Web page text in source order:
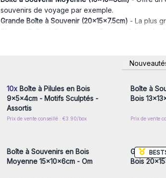
souvenirs de voyage par exemple.
Grande Boîte à Souvenir (20x15x7.5cm) - La plus
Chaque Boîte à Souvenirs en Bois est
une longévité exceptionnelles. Les motifs
Ces boîtes sont plus qu'un simple espace de
Les Boîtes à Souvenirs en Bois d'AW Artisan
anniversaires, les naissances, ou toute autre
gamme de produits de cadeaux en gros, car
clients.
précieux souvenir. AW Artisan France, où chaque
10x Boîte à Pilules en Bois
9x5x4cm - Motifs Sculptés -
Assortis
Prix de vente conseillé : €3.90/box
vous
Boîte à
Bois
Prix de vente
Connectez-vous ou inscrivez-
Boîte à Souvenirs en Bois
Moyenne 15x10x6cm - Om
Grande
Bois